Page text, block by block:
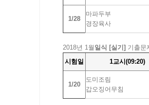
1/28
마파두부
경장육사
2018년 1월 일식 [실기] 기출문
시험일
1교시(09:20)
1/20
도미조림
갑오징어무침